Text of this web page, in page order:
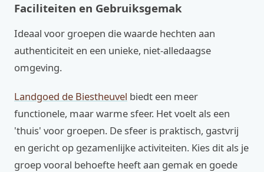
Faciliteiten en Gebruiksgemak
Ideaal voor groepen die waarde hechten aan
authenticiteit en een unieke, niet-alledaagse
omgeving.
Landgoed de Biestheuvel biedt een meer
functionele, maar warme sfeer. Het voelt als een
'thuis' voor groepen. De sfeer is praktisch, gastvrij
en gericht op gezamenlijke activiteiten. Kies dit als je
groep vooral behoefte heeft aan gemak en goede